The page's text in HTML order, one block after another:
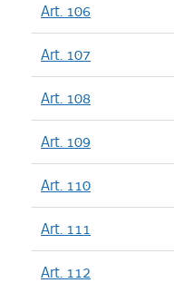
Art. 106
Art. 107
Art. 108
Art. 109
Art. 110
Art. 111
Art. 112